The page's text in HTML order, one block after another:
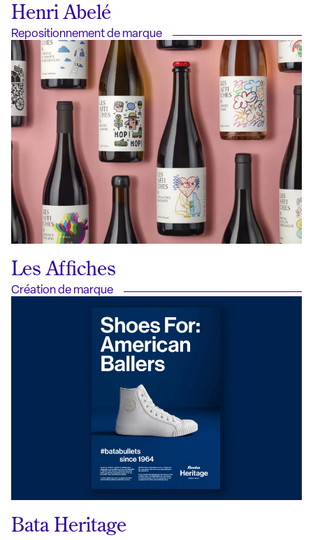
Henri Abelé
Repositionnement de marque
Les Affiches
Création de marque
Bata Heritage